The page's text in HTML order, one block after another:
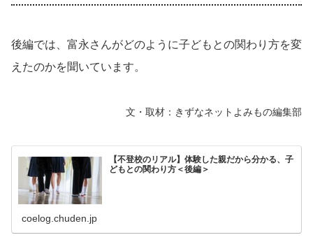
後編では、富永さんがどのように子どもとの関わり方を変
えたのかを聞いています。
文・取材：きずなネットよみもの編集部
【不登校のリアル】体験した親だから分かる、子
どもとの関わり方＜後編＞
coelog.chuden.jp